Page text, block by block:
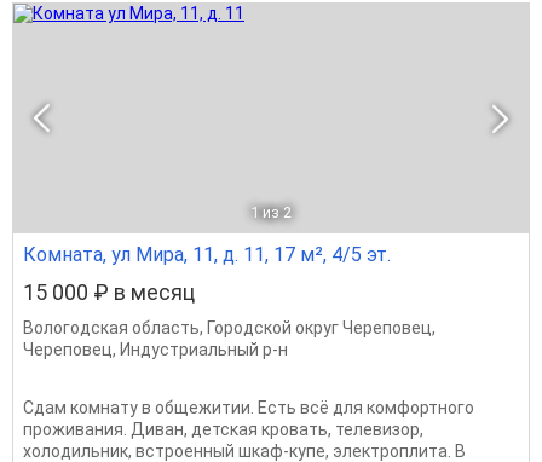
1 из 2
Комната, ул Мира, 11, д. 11, 17 м², 4/5 эт.
15 000 ₽ в месяц
Вологодская область, Городской округ Череповец,
Череповец, Индустриальный р-н
Сдам комнату в общежитии. Есть всё для комфортного
проживания. Диван, детская кровать, телевизор,
холодильник, встроенный шкаф-купе, электроплита. В